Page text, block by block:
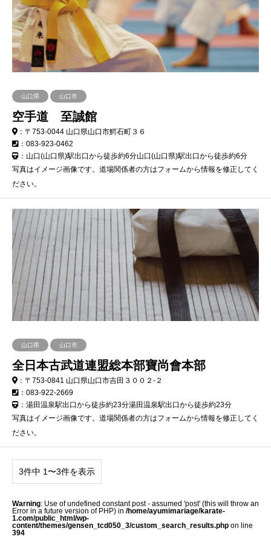
山口県 山口市
空手道 至誠館
：〒753-0044 山口県山口市鰐石町３６
：083-923-0462
：山口(山口県)駅出口から徒歩約6分山口(山口県)駅出口から徒歩約6分
写真はイメージ画像です。道場関係者の方はフォームから情報を修正してく
ださい。
山口県 山口市
全日本古武道連盟総本部寶尚會本部
：〒753-0841 山口県山口市吉田３００２-２
：083-922-2669
：湯田温泉駅出口から徒歩約23分湯田温泉駅出口から徒歩約23分
写真はイメージ画像です。道場関係者の方はフォームから情報を修正してく
ださい。
3件中 1〜3件を表示
Warning: Use of undefined constant post - assumed 'post' (this will throw an
Error in a future version of PHP) in /home/ayumimariage/karate-
1.com/public_html/wp-
content/themes/gensen_tcd050_3/custom_search_results.php on line
394